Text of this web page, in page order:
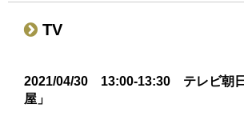
TV
2021/04/30 13:00-13:30 テレビ朝
屋」